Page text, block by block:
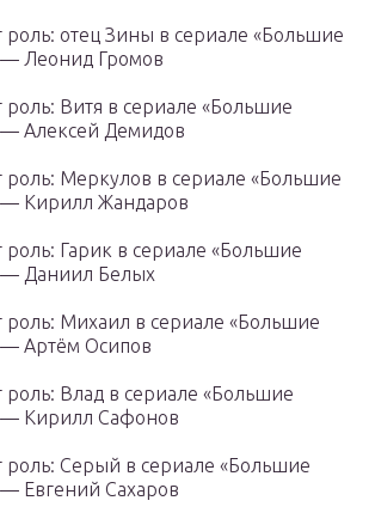
роль: отец Зины в сериале «Большие
Леонид Громов
роль: Витя в сериале «Большие
Алексей Демидов
роль: Меркулов в сериале «Большие
Кирилл Жандаров
роль: Гарик в сериале «Большие
Даниил Белых
роль: Михаил в сериале «Большие
Артём Осипов
роль: Влад в сериале «Большие
Кирилл Сафонов
роль: Серый в сериале «Большие
Евгений Сахаров